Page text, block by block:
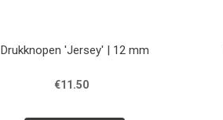
Drukknopen 'Jersey' | 12 mm
€11.50